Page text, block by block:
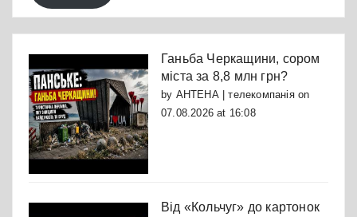
Ганьба Черкащини, сором
міста за 8,8 млн грн?
by АНТЕНА | телекомпаніяon
07.08.2026 at 16:08
Від «Кольчуг» до картонок